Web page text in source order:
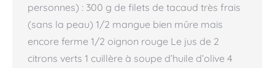
personnes) : 300 g de filets de tacaud très frais
(sans la peau) 1/2 mangue bien mûre mais
encore ferme 1/2 oignon rouge Le jus de 2
citrons verts 1 cuillère à soupe d’huile d’olive 4